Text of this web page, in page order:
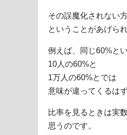
その誤魔化されない
ということがあげら
例えば、同じ60%と
10人の60%と
1万人の60%とでは
意味が違ってくるはず
比率を見るときは実
思うのです。